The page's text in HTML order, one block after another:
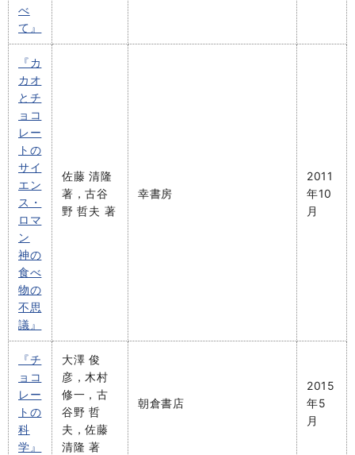
べ
て』
『カ
カオ
とチ
ョコ
レー
トの
サイ
エン
ス・
ロマ
ン
神の
食べ
物の
不思
議』
佐藤 清隆
著，古谷
野 哲夫 著
幸書房
2011
年10
月
『チ
ョコ
レー
トの
科
学』
大澤 俊
彦，木村
修一，古
谷野 哲
夫，佐藤
清隆 著
朝倉書店
2015
年5
月